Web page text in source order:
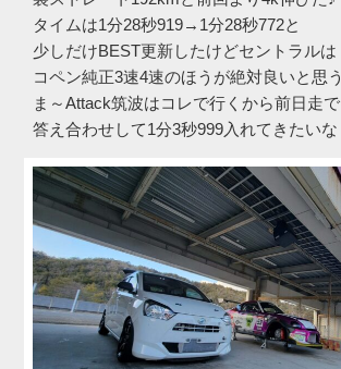
タイムは1分28秒919→1分28秒772と
少しだけBEST更新したけどセントラルは
コペン純正3速4速のほうが絶対良いと思う
ま～Attack筑波はコレで行くから前日走で
答え合わせして1分3秒999入れてきたいな